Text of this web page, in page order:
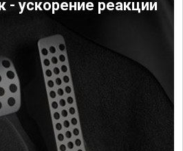
- ускорение реакции